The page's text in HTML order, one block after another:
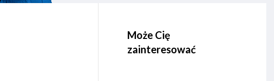
Może Cię
zainteresować